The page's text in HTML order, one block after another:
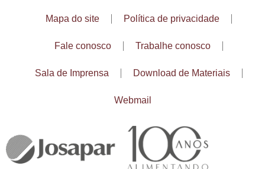
Mapa do site Política de privacidade
Fale conosco Trabalhe conosco
Sala de Imprensa Download de Materiais
Webmail